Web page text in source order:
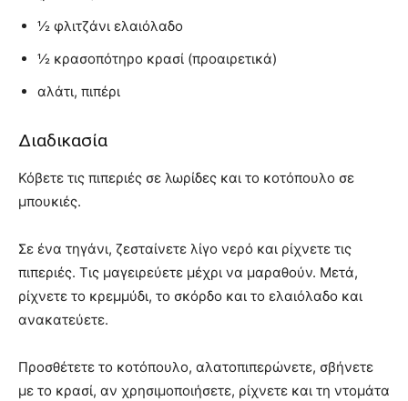
½ φλιτζάνι ελαιόλαδο
½ κρασοπότηρο κρασί (προαιρετικά)
αλάτι, πιπέρι
Διαδικασία
Κόβετε τις πιπεριές σε λωρίδες και το κοτόπουλο σε
μπουκιές.
Σε ένα τηγάνι, ζεσταίνετε λίγο νερό και ρίχνετε τις
πιπεριές. Τις μαγειρεύετε μέχρι να μαραθούν. Μετά,
ρίχνετε το κρεμμύδι, το σκόρδο και το ελαιόλαδο και
ανακατεύετε.
Προσθέτετε το κοτόπουλο, αλατοπιπερώνετε, σβήνετε
με το κρασί, αν χρησιμοποιήσετε, ρίχνετε και τη ντομάτα